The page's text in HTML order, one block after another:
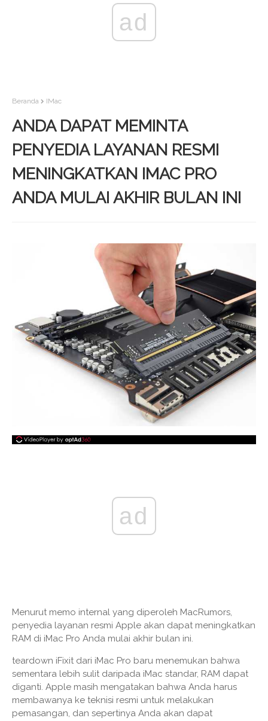
ad
Beranda IMac
ANDA DAPAT MEMINTA
PENYEDIA LAYANAN RESMI
MENINGKATKAN IMAC PRO
ANDA MULAI AKHIR BULAN INI
ad
Menurut memo internal yang diperoleh MacRumors,
penyedia layanan resmi Apple akan dapat meningkatkan
RAM di iMac Pro Anda mulai akhir bulan ini.
teardown iFixit dari iMac Pro baru menemukan bahwa
sementara lebih sulit daripada iMac standar, RAM dapat
diganti. Apple masih mengatakan bahwa Anda harus
membawanya ke teknisi resmi untuk melakukan
pemasangan, dan sepertinya Anda akan dapat